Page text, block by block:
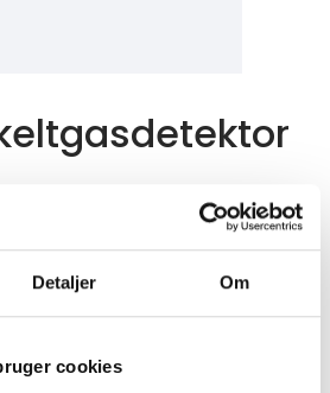
Detaljer Om
cookies
løsninger på markedet. Med
batteri og solid polymer
SST1 et kompakt og
at det går på kompromis